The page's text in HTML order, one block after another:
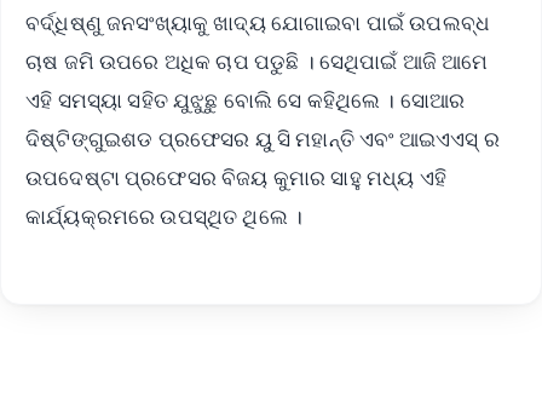
ବର୍ଦ୍ଧିଷ୍ଣୁ ଜନସଂଖ୍ୟାକୁ ଖାଦ୍ୟ ଯୋଗାଇବା ପାଇଁ ଉପଲବ୍ଧ
ଚାଷ ଜମି ଉପରେ ଅଧିକ ଚାପ ପଡୁଛି । ସେଥିପାଇଁ ଆଜି ଆମେ
ଏହି ସମସ୍ୟା ସହିତ ଯୁଝୁଛୁ ବୋଲି ସେ କହିଥିଲେ । ସୋଆର
ଦିଷ୍ଟିଙ୍ଗୁଇଶଡ ପ୍ରଫେସର ୟୁ ସି ମହାନ୍ତି ଏବଂ ଆଇଏଏସ୍ ର
ଉପଦେଷ୍ଟା ପ୍ରଫେସର ବିଜୟ କୁମାର ସାହୁ ମଧ୍ୟ ଏହି
କାର୍ଯ୍ୟକ୍ରମରେ ଉପସ୍ଥିତ ଥିଲେ ।